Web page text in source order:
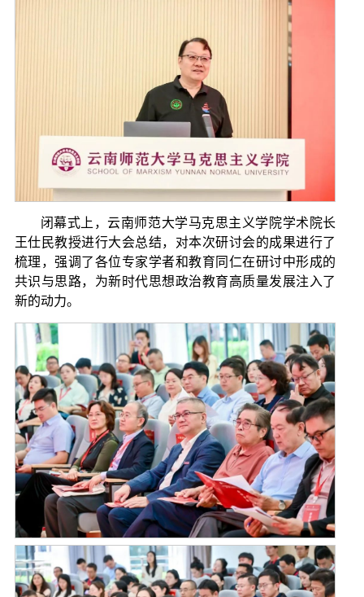
闭幕式上，云南师范大学马克思主义学院学术院长
王仕民教授进行大会总结，对本次研讨会的成果进行了
梳理，强调了各位专家学者和教育同仁在研讨中形成的
共识与思路，为新时代思想政治教育高质量发展注入了
新的动力。